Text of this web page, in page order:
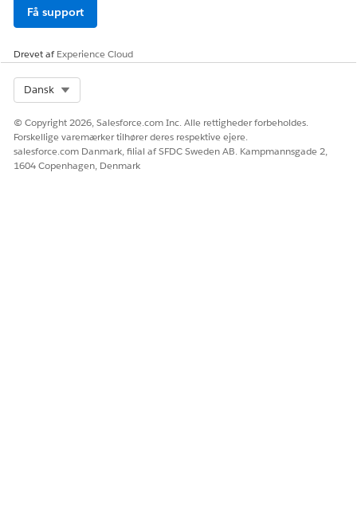
Få support
Drevet afExperience Cloud
Dansk
© Copyright 2026, Salesforce.com Inc. Alle rettigheder forbeholdes.
Forskellige varemærker tilhører deres respektive ejere.
salesforce.com Danmark, filial af SFDC Sweden AB. Kampmannsgade 2,
1604 Copenhagen, Denmark